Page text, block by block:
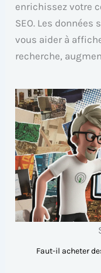
enrichissez votre
SEO. Les
vous aider à
recherche,
Faut-il acheter